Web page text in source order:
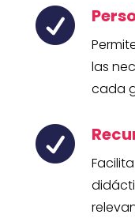

las
cada
